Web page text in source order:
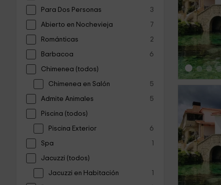
Para Dos Personas 3
Abierto en Nochevieja 7
Románticas 2
Barbacoa 6
Chimenea (todos)
Chimenea en Salón 5
Admite Animales 5
Piscina (todos)
Piscina Exterior 6
Spa 1
Jacuzzi (todos)
Jacuzzi en Habitación 1
‹
‹